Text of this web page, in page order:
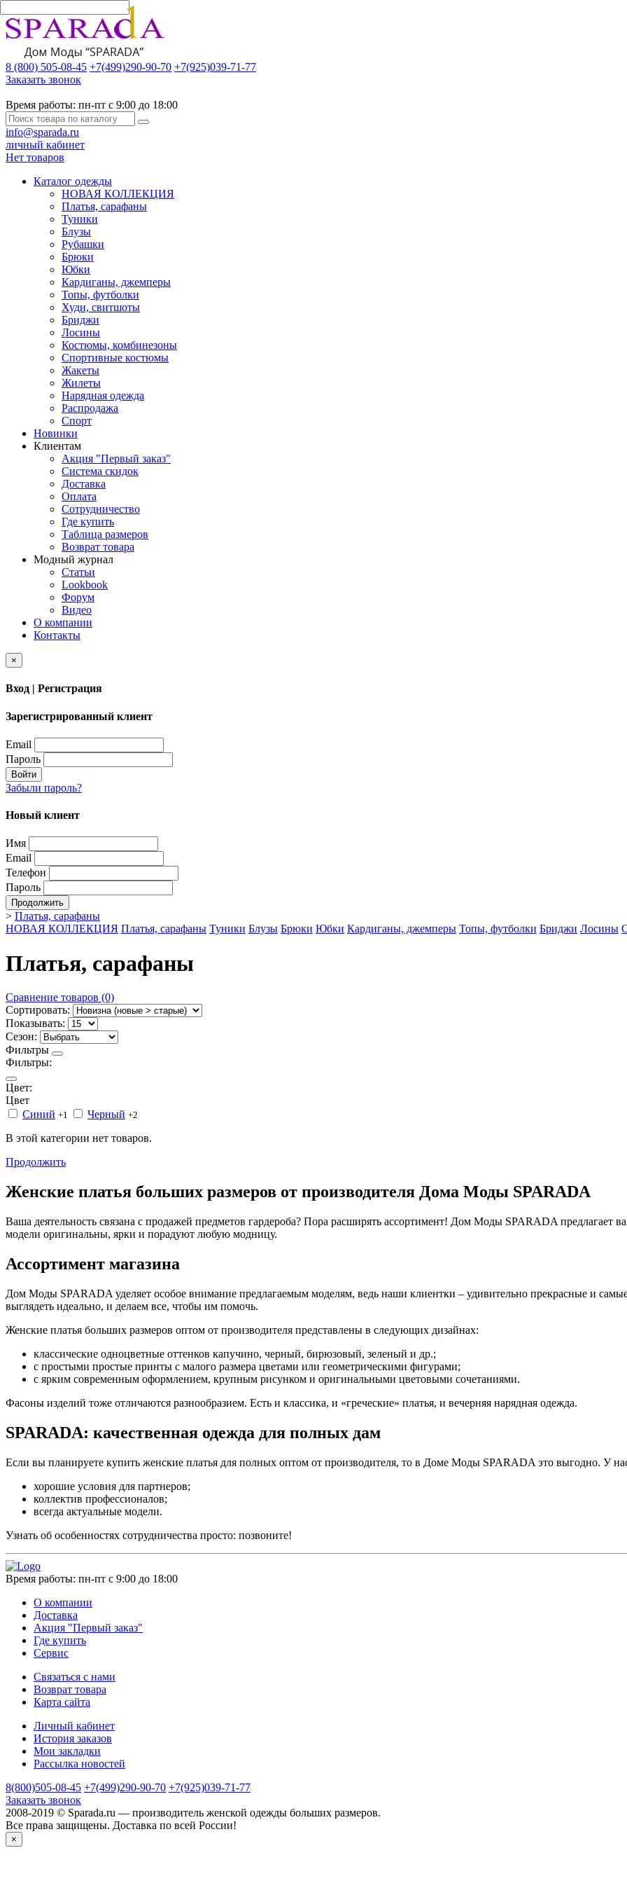
8 (800) 505-08-45 +7(499)290-90-70 +7(925)039-71-77
Заказать звонок
Время работы: пн-пт с 9:00 до 18:00
info@sparada.ru
личный кабинет
Нет товаров
Каталог одежды
НОВАЯ КОЛЛЕКЦИЯ
Платья, сарафаны
Туники
Блузы
Рубашки
Брюки
Юбки
Кардиганы, джемперы
Топы, футболки
Худи, свитшоты
Бриджи
Лосины
Костюмы, комбинезоны
Спортивные костюмы
Жакеты
Жилеты
Нарядная одежда
Распродажа
Спорт
Новинки
Клиентам
Акция "Первый заказ"
Система скидок
Доставка
Оплата
Сотрудничество
Где купить
Таблица размеров
Возврат товара
Модный журнал
Статьи
Lookbook
Форум
Видео
О компании
Контакты
×
Вход | Регистрация
Зарегистрированный клиент
Email
Пароль
Войти
Забыли пароль?
Новый клиент
Имя
Email
Телефон
Пароль
Продолжить
> Платья, сарафаны
НОВАЯ КОЛЛЕКЦИЯ Платья, сарафаны Туники Блузы Брюки Юбки Кардиганы, джемперы Топы, футболки Бриджи Лосины
Платья, сарафаны
Сравнение товаров (0)
Сортировать:
Показывать:
Сезон:
Фильтры
Фильтры:
Цвет:
Цвет
Синий +1 Черный +2
В этой категории нет товаров.
Продолжить
Женские платья больших размеров от производителя Дома Моды SPARADA
Ваша деятельность связана с продажей предметов гардероба? Пора расширять ассортимент! Дом Моды SPARADA предлагает
модели оригинальны, ярки и порадуют любую модницу.
Ассортимент магазина
Дом Моды SPARADA уделяет особое внимание предлагаемым моделям, ведь наши клиентки – удивительно прекрасные и
выглядеть идеально, и делаем все, чтобы им помочь.
Женские платья больших размеров оптом от производителя представлены в следующих дизайнах:
классические одноцветные оттенков капучино, черный, бирюзовый, зеленый и др.;
с простыми простые принты с малого размера цветами или геометрическими фигурами;
с ярким современным оформлением, крупным рисунком и оригинальными цветовыми сочетаниями.
Фасоны изделий тоже отличаются разнообразием. Есть и классика, и «греческие» платья, и вечерняя нарядная одежда.
SPARADA: качественная одежда для полных дам
Если вы планируете купить женские платья для полных оптом от производителя, то в Доме Моды SPARADA это выгодно. У
хорошие условия для партнеров;
коллектив профессионалов;
всегда актуальные модели.
Узнать об особенностях сотрудничества просто: позвоните!
Время работы: пн-пт с 9:00 до 18:00
О компании
Доставка
Акция "Первый заказ"
Где купить
Сервис
Связаться с нами
Возврат товара
Карта сайта
Личный кабинет
История заказов
Мои закладки
Рассылка новостей
8(800)505-08-45 +7(499)290-90-70 +7(925)039-71-77
Заказать звонок
2008-2019 © Sparada.ru — производитель женской одежды больших размеров.
Все права защищены. Доставка по всей России!
×